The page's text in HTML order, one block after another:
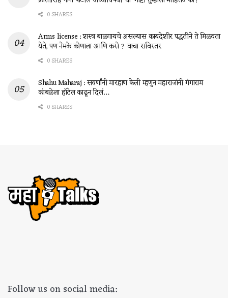
0 SHARES
Arms license : शस्त्र बाळगायचे असल्यास कायदेशीर पद्धतीने ते मिळवता
येते, पण नेमके कोणाला आणि कसे ? वाचा सविस्तर
0 SHARES
Shahu Maharaj : सवर्णांनी मारहाण केली म्हणुन महाराजांनी गंगाराम
कांबळेला हॉटेल काढून दिलं…
0 SHARES
Follow us on social media: